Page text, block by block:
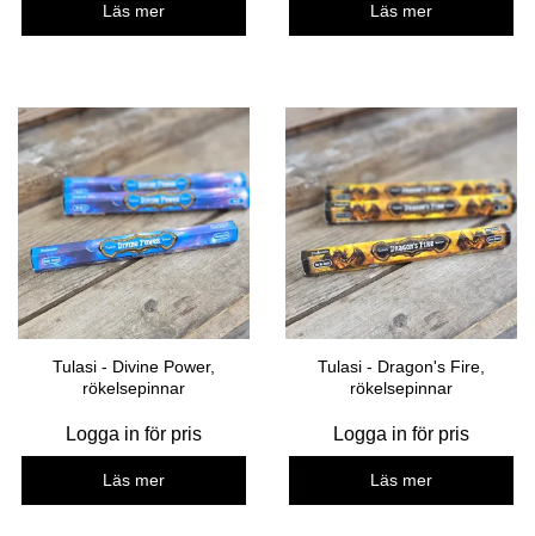
Läs mer Läs mer
Tulasi - Divine Power,
rökelsepinnar
Logga in för pris
Läs mer
Tulasi - Dragon's Fire,
rökelsepinnar
Logga in för pris
Läs mer